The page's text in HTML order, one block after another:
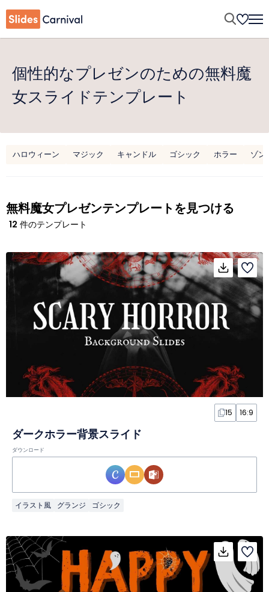
個性的なプレゼンのための無料魔
女スライドテンプレート
ハロウィーン マジック キャンドル ゴシック ホラー ゾン
無料魔女プレゼンテンプレートを見つける
12 件のテンプレート
15 16:9
ダークホラー背景スライド
ダウンロード
イラスト風 グランジ ゴシック